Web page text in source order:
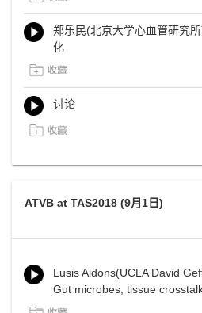
郑乐民(北京大学心血管研究
化
讨论
ATVB at TAS2018 (9月1日)
Lusis Aldons(UCLA David
Gut microbes, tissue